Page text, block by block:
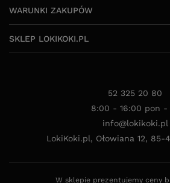
WARUNKI ZAKUPÓW
SKLEP LOKIKOKI.PL
52 325 20 80
8:00 - 16:00 pon
info@lokikoki.pl
LokiKoki.pl, Ołowiana 12, 85-
W sklepie prezentujemy ceny